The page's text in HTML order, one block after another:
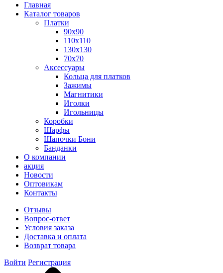
Главная
Каталог товаров
Платки
90x90
110x110
130x130
70х70
Аксессуары
Кольца для платков
Зажимы
Магнитики
Иголки
Игольницы
Коробки
Шарфы
Шапочки Бони
Банданки
О компании
акция
Новости
Оптовикам
Контакты
Отзывы
Вопрос-ответ
Условия заказа
Доставка и оплата
Возврат товара
Войти Регистрация